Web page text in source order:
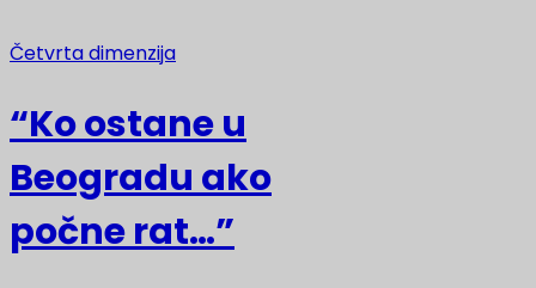
Četvrta dimenzija
“Ko ostane u
Beogradu ako
počne rat…”